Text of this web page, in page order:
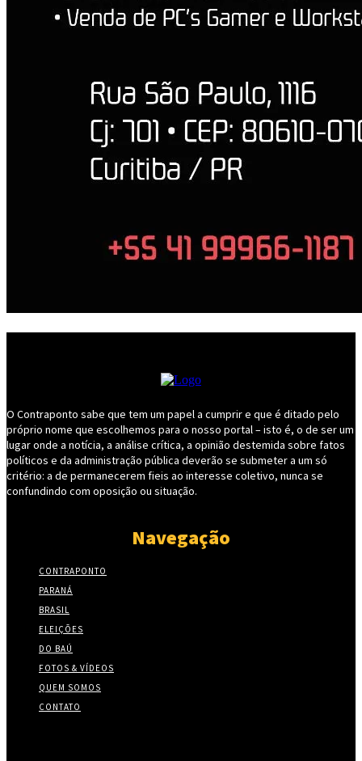
O Contraponto sabe que tem um papel a cumprir e que é ditado pelo
próprio nome que escolhemos para o nosso portal – isto é, o de ser um
lugar onde a notícia, a análise crítica, a opinião destemida sobre fatos
políticos e da administração pública deverão se submeter a um só
critério: a de permanecerem fieis ao interesse coletivo, nunca se
confundindo com oposição ou situação.
Navegação
CONTRAPONTO
PARANÁ
BRASIL
ELEIÇÕES
DO BAÚ
FOTOS & VÍDEOS
QUEM SOMOS
CONTATO